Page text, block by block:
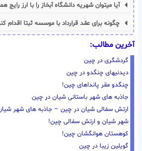
آیا میتوان شهریه دانشگاه آبخاز را با ارز
چگونه برای عقد قرارداد با موسسه ثبتا اقدام
آخرین مطالب:
گردشگری در چین
دیدنیهای چنگدو در چین
چنگدو مقر پانداهای چین!
جاذبه های شهر باستانی شیان در چین
ارتش سفالی شیان در چین – جاذبه های شهر
شهر شیان و ارتش سفالی چین!
کوهستان هوانگشان چین!
گویلین زیبا در چین